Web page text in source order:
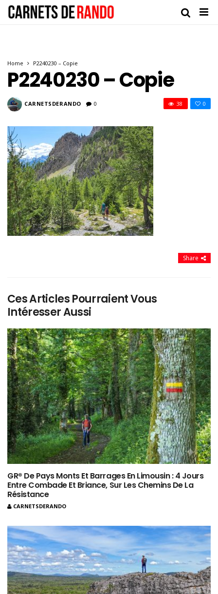
Home P2240230 – Copie
P2240230 – Copie
CARNETSDERANDO 0 0
38
Share
Ces Articles Pourraient Vous
Intéresser Aussi
GR® De Pays Monts Et Barrages En Limousin : 4 Jours
Entre Combade Et Briance, Sur Les Chemins De La
Résistance
CARNETSDERANDO